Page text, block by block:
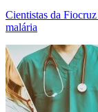
Cientistas da
malária